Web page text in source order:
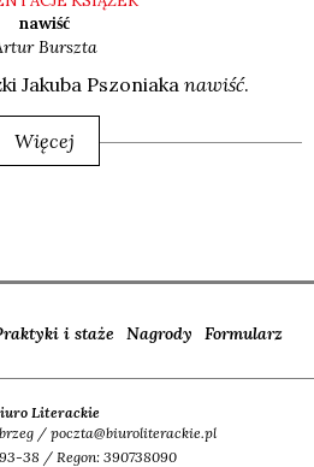
nawiść
Burszta
Jaku­ba Pszo­nia­ka nawiść.
Więcej
i staże Nagrody Formularz
Literackie
/ poczta@biuroliterackie.pl
38 / Regon: 390738090